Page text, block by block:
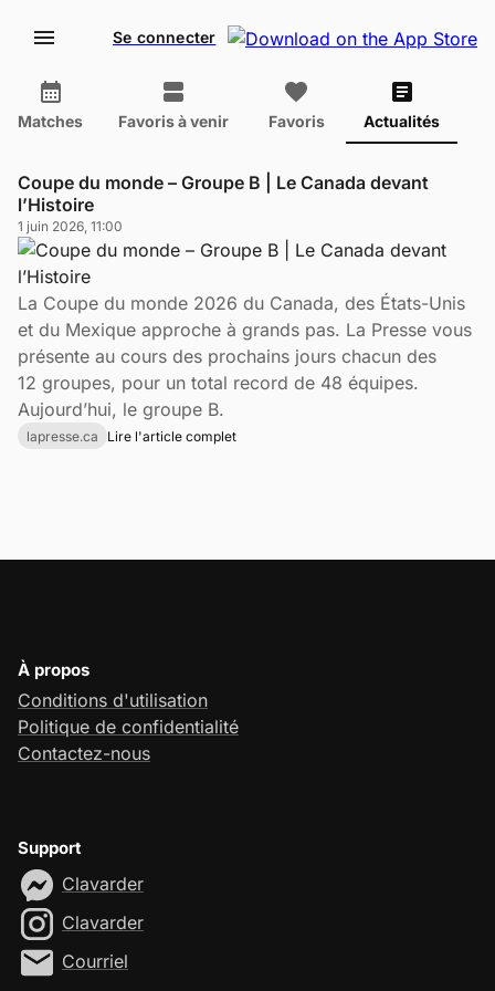
Se connecter
Matches Favoris à venir Favoris Actualités
Coupe du monde – Groupe B | Le Canada devant
l’Histoire
1 juin 2026, 11:00
La Coupe du monde 2026 du Canada, des États-Unis
et du Mexique approche à grands pas. La Presse vous
présente au cours des prochains jours chacun des
12 groupes, pour un total record de 48 équipes.
Aujourd’hui, le groupe B.
lapresse.ca Lire l'article complet
À propos
Conditions d'utilisation
Politique de confidentialité
Contactez-nous
Support
Clavarder
Clavarder
Courriel